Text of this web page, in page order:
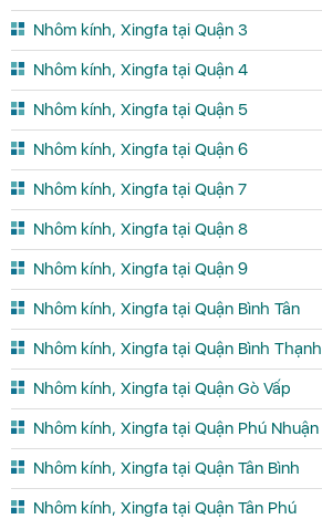
Nhôm kính, Xingfa tại Quận 3
Nhôm kính, Xingfa tại Quận 4
Nhôm kính, Xingfa tại Quận 5
Nhôm kính, Xingfa tại Quận 6
Nhôm kính, Xingfa tại Quận 7
Nhôm kính, Xingfa tại Quận 8
Nhôm kính, Xingfa tại Quận 9
Nhôm kính, Xingfa tại Quận Bình Tân
Nhôm kính, Xingfa tại Quận Bình Thạnh
Nhôm kính, Xingfa tại Quận Gò Vấp
Nhôm kính, Xingfa tại Quận Phú Nhuận
Nhôm kính, Xingfa tại Quận Tân Bình
Nhôm kính, Xingfa tại Quận Tân Phú